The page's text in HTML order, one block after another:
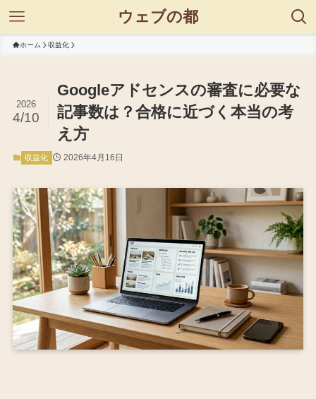
ウェブの都
ホーム 収益化
Googleアドセンスの審査に必要な
記事数は？合格に近づく本当の考
え方
2026
4/10
収益化 2026年4月16日